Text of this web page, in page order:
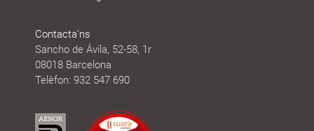
Contacta'ns
Sancho de Ávila, 52-58, 1r
08018 Barcelona
Telèfon: 932 547 690